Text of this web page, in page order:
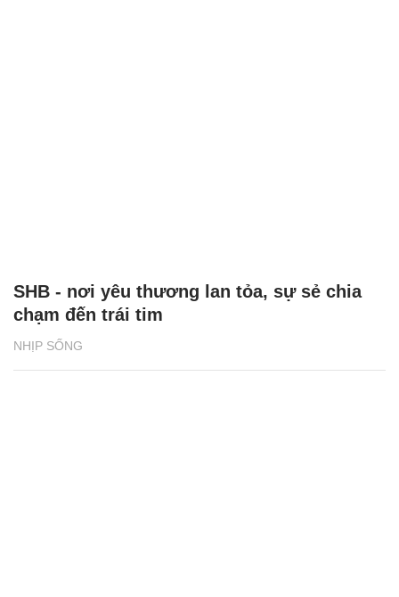
NHỊP SỐNG
SHB - nơi yêu thương lan tỏa, sự sẻ chia
chạm đến trái tim